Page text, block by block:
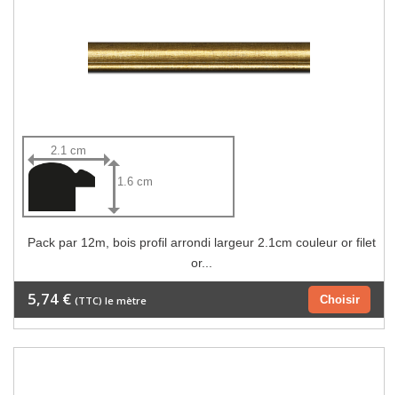
2.1 cm
1.6 cm
Pack par 12m, bois profil arrondi largeur 2.1cm couleur or filet
or...
Choisir
5,74 € (TTC) le mètre